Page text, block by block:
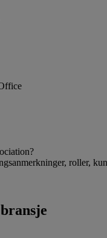
roller,